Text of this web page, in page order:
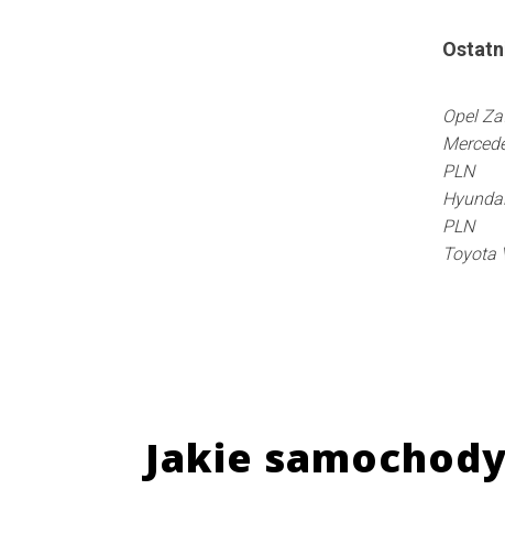
Opel
PLN
PLN
Toyota
Jakie